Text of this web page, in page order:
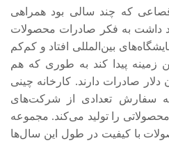
عباسعلی قصاعی که چند سالی بود همراهی
داشت به فکر صادرات محصولات
بین‌المللی افتاد و کم‌کم
زمینه پیدا کند به طوری که هم
بیش از 5 میلیون دلار صادرات دارند. کارخانه چینی
سفارش تعدادی از شرکت‌های
محصولاتی را تولید می‌کند. مجموعه
با کیفیت در طول این سال‌ها